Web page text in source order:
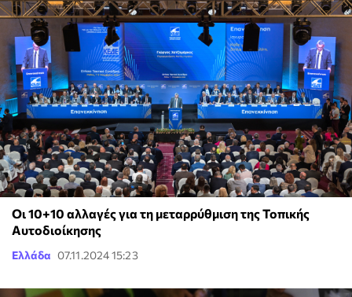
Οι 10+10 αλλαγές για τη μεταρρύθμιση της Τοπικής
Αυτοδιοίκησης
Ελλάδα 07.11.2024 15:23